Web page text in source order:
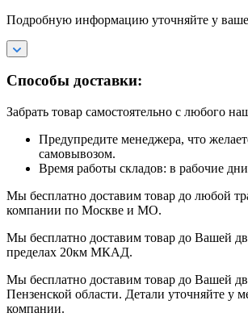
Подробную информацию уточняйте у
Способы доставки:
Забрать товар самостоятельно с любого
Предупредите менеджера, что
самовывозом.
Время работы складов: в рабочие
Мы бесплатно доставим товар до любой
компании по Москве и МО.
Мы бесплатно доставим товар до Вашей
пределах 20км МКАД.
Мы бесплатно доставим товар до Вашей
Пензенской области. Детали уточняйте у
компании.